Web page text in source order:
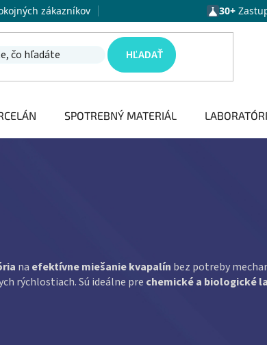
zákazníkov 30+
HĽADAŤ
SPOTREBNÝ MATERIÁL
na efektívne miešanie kvapalín bez potreby
rýchlostiach. Sú ideálne pre chemické a biologické